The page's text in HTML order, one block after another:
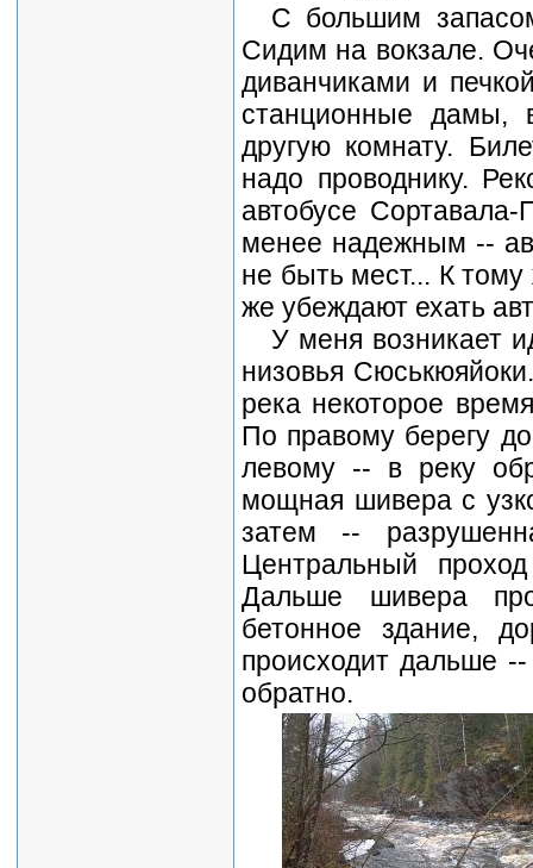
С большим
Сидим на вокзале.
диванчиками и
станционные дамы,
другую комнату.
надо проводнику.
автобусе
менее надежным --
не быть мест... К
же убеждают ехать
У меня возникает
низовья
река некоторое
По правому берегу
левому -- в реку
мощная шивера с
затем --
Центральный
Дальше шивера
бетонное здание,
происходит дальше
обратно.